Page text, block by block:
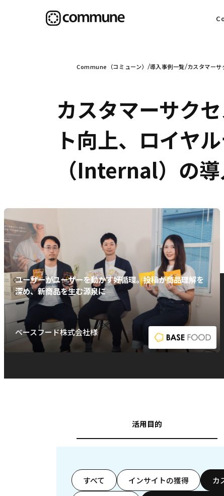
信
社
Commune（コミューン） 導入事例一覧 カスタマー
カスタマーサク
ト向上、ロイヤ
（Internal）の
ユーザーがユーザーを動かす好循環。投稿が商品理解を
深め、新商品を生む源泉に
ベースフード株式会社様
活用目的
すべて インサイトの獲得 カ